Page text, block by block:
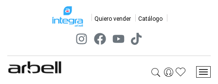
Quiero vender Catálogo